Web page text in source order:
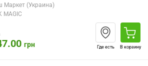
Маркет (Украина)
MAGIC
грн Где есть В корзину